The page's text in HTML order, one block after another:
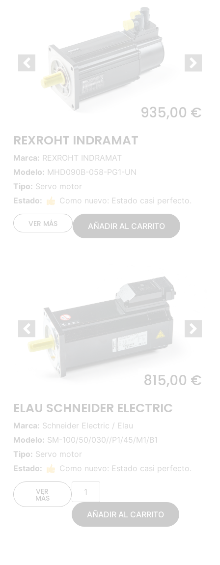
935,00 €
REXROHT INDRAMAT
Marca: REXROHT INDRAMAT
Modelo: MHD090B-058-PG1-UN
Tipo: Servo motor
Estado:
Como nuevo: Estado casi perfecto.
VER MÁS AÑADIR AL CARRITO
815,00 €
ELAU SCHNEIDER ELECTRIC
Marca: Schneider Electric / Elau
Modelo: SM-100/50/030//P1/45/M1/B1
Tipo: Servo motor
Estado:
Como nuevo: Estado casi perfecto.
VER
MÁS
AÑADIR AL CARRITO